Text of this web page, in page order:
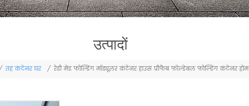
उत्पादों
तह कंटेनर घर / रेडी मेड फोल्डिंग मॉड्यूलर कंटेनर हाउस प्रीफैब फोल्डेबल फोल्डिंग कंटेनर होम